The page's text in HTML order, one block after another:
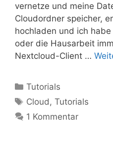
ver­net­ze und mei­ne
Cloud­ord­ner spei­cher,
hoch­la­den und ich
oder die Haus­ar­beit
Next­cloud-Cli­ent …
Kategorien
Tutorials
Schlagwörter
Cloud ,Tutorials
1 Kommentar